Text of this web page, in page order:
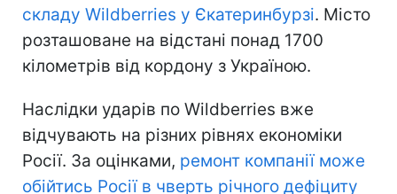
складу Wildberries у Єкатеринбурзі. Місто
розташоване на відстані понад 1700
кілометрів від кордону з Україною.
Наслідки ударів по Wildberries вже
відчувають на різних рівнях економіки
Росії. За оцінками, ремонт компанії може
обійтись Росії в чверть річного дефіциту